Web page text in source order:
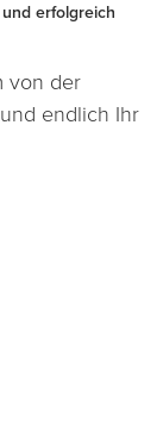
erfolgreich
von der
endlich Ihr